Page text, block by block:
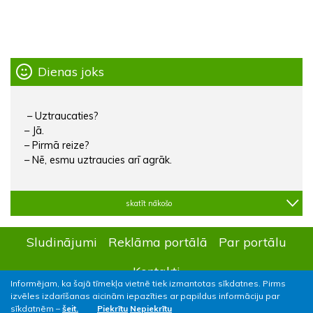
Informējam, ka šajā tīmekļa vietnē tiek izmantotas sīkdatnes. Pirms
izvēles izdarīšanas aicinām iepazīties ar papildus informāciju par
sīkdatnēm – šeit. Piekrītu Nepiekrītu
Dienas joks
– Uztraucaties?
– Jā.
– Pirmā reize?
– Nē, esmu uztraucies arī agrāk.
skatīt nākošo
Sludinājumi Reklāma portālā
Par portālu
Kontakti